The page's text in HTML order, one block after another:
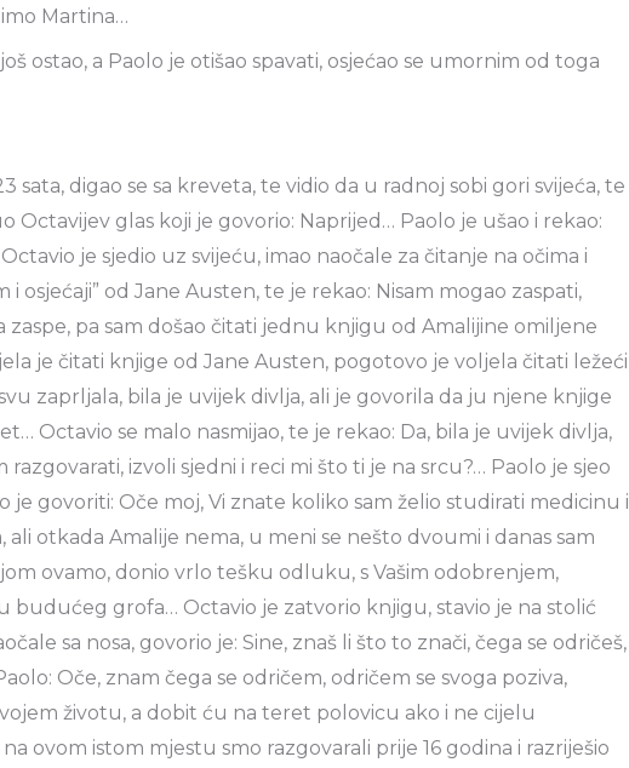
Martina…
ostao, a Paolo je otišao spavati, osjećao se umornim od toga
sata, digao se sa kreveta, te vidio da u radnoj sobi gori svijeća, te
Octavijev glas koji je govorio: Naprijed… Paolo je ušao i rekao:
je sjedio uz svijeću, imao naočale za čitanje na očima i
osjećaji” od Jane Austen, te je rekao: Nisam mogao zaspati,
zaspe, pa sam došao čitati jednu knjigu od Amalijine omiljene
je čitati knjige od Jane Austen, pogotovo je voljela čitati ležeći
zaprljala, bila je uvijek divlja, ali je govorila da ju njene knjige
Octavio se malo nasmijao, te je rekao: Da, bila je uvijek divlja,
razgovarati, izvoli sjedni i reci mi što ti je na srcu?… Paolo je sjeo
je govoriti: Oče moj, Vi znate koliko sam želio studirati medicinu i
ali otkada Amalije nema, u meni se nešto dvoumi i danas sam
ovamo, donio vrlo tešku odluku, s Vašim odobrenjem,
budućeg grofa… Octavio je zatvorio knjigu, stavio je na stolić
sa nosa, govorio je: Sine, znaš li što to znači, čega se odričeš,
Oče, znam čega se odričem, odričem se svoga poziva,
životu, a dobit ću na teret polovicu ako i ne cijelu
ovom istom mjestu smo razgovarali prije 16 godina i razriješio